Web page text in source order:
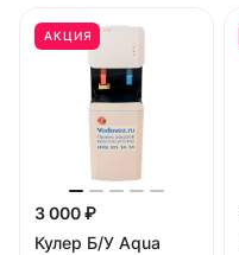
АКЦИЯ
3 000 ₽
Кулер Б/У Aqua